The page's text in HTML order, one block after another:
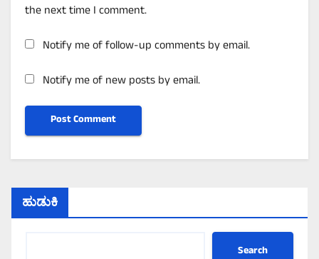
the next time I comment.
Notify me of follow-up comments by email.
Notify me of new posts by email.
ಹುಡುಕಿ
Search